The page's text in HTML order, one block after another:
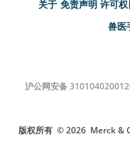
关于 免责声明 许可
兽医
沪公网安备
版权所有 © 2026 Merck &